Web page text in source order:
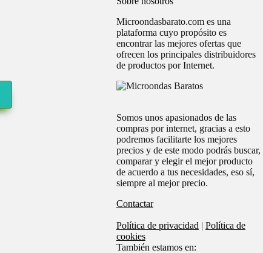
Microondasbarato.com es una
plataforma cuyo propósito es
encontrar las mejores ofertas que
ofrecen los principales distribuidores
de productos por Internet.
Somos unos apasionados de las
compras por internet, gracias a esto
podremos facilitarte los mejores
precios y de este modo podrás buscar,
comparar y elegir el mejor producto
de acuerdo a tus necesidades, eso sí,
siempre al mejor precio.
Contactar
Política de privacidad | Política de
cookies
También estamos en: